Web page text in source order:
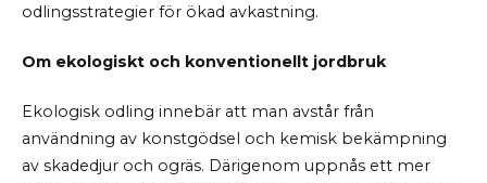
odlingsstrategier för ökad avkastning.
Om ekologiskt och konventionellt jordbruk
Ekologisk odling innebär att man avstår från
användning av konstgödsel och kemisk bekämpning
av skadedjur och ogräs. Därigenom uppnås ett mer